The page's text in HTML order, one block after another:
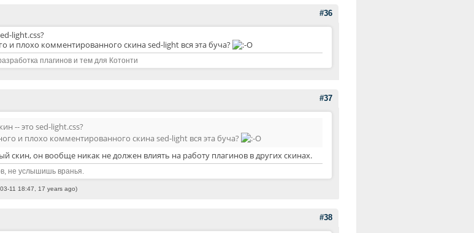
#36
light.css?
и плохо комментированного скина sed-light вся эта буча?
плагинов и тем для Котонти
#37
-- это sed-light.css?
и плохо комментированного скина sed-light вся эта буча?
скин, он вообще никак не должен влиять на работу плагинов в других скинах.
не услышишь вранья.
11 18:47, 17 years ago)
#38